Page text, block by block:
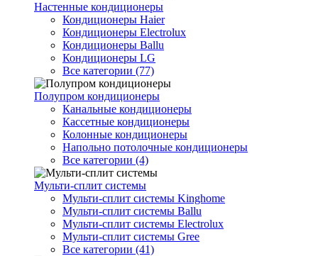
Настенные кондиционеры
Кондиционеры Haier
Кондиционеры Electrolux
Кондиционеры Ballu
Кондиционеры LG
Все категории (77)
Полупром кондиционеры
Канальные кондиционеры
Кассетные кондиционеры
Колонные кондиционеры
Напольно потолочные кондиционеры
Все категории (4)
Мульти-сплит системы
Мульти-сплит системы Kinghome
Мульти-сплит системы Ballu
Мульти-сплит системы Electrolux
Мульти-сплит системы Gree
Все категории (41)